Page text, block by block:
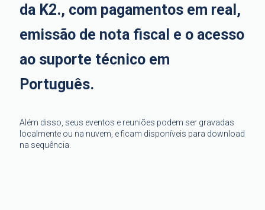
da K2., com pagamentos em real,
emissão de nota fiscal e o acesso
ao suporte técnico em
Português.
Além disso, seus eventos e reuniões podem ser gravadas
localmente ou na nuvem, e ficam disponíveis para download
na sequência.